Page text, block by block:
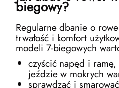
biegowy?
Regularne dbanie o
trwałość i komfort
modeli 7-biegowych
czyścić napęd i
jeździe w mokrych
sprawdzać i